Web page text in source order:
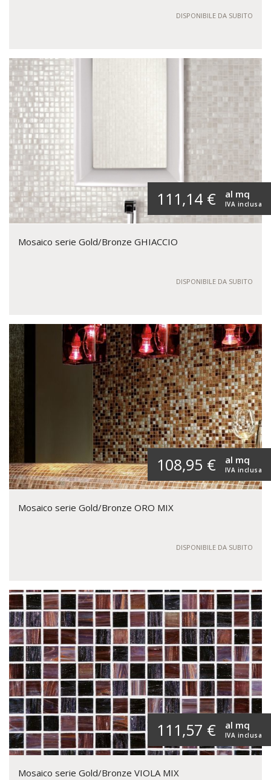
DISPONIBILE DA SUBITO
111,14 € IVA inclusa
al mq
Mosaico serie Gold/Bronze GHIACCIO
DISPONIBILE DA SUBITO
108,95 € IVA inclusa
al mq
Mosaico serie Gold/Bronze ORO MIX
DISPONIBILE DA SUBITO
111,57 € IVA inclusa
al mq
Mosaico serie Gold/Bronze VIOLA MIX